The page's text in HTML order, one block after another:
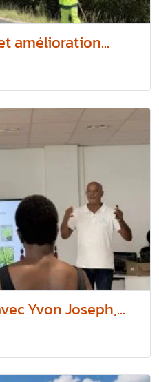
amélioration...
Yvon Joseph,...